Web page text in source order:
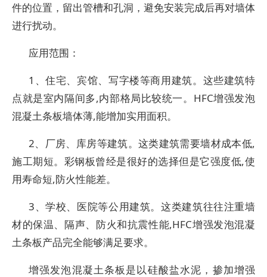
件的位置，留出管槽和孔洞，避免安装完成后再对墙体
进行扰动。
应用范围：
1、住宅、宾馆、写字楼等商用建筑。这些建筑特
点就是室内隔间多,内部格局比较统一。HFC增强发泡
混凝土条板墙体薄,能增加实用面积。
2、厂房、库房等建筑。这类建筑需要墙材成本低,
施工期短。彩钢板曾经是很好的选择但是它强度低,使
用寿命短,防火性能差。
3、学校、医院等公用建筑。这类建筑往往注重墙
材的保温、隔声、防火和抗震性能,HFC增强发泡混凝
土条板产品完全能够满足要求。
增强发泡混凝土条板是以硅酸盐水泥，掺加增强